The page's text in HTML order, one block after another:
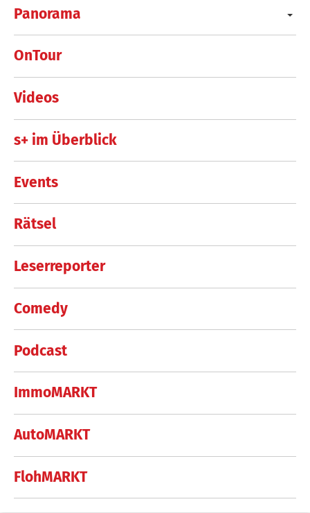
Panorama
OnTour
Videos
s+ im Überblick
Events
Rätsel
Leserreporter
Comedy
Podcast
ImmoMARKT
AutoMARKT
FlohMARKT